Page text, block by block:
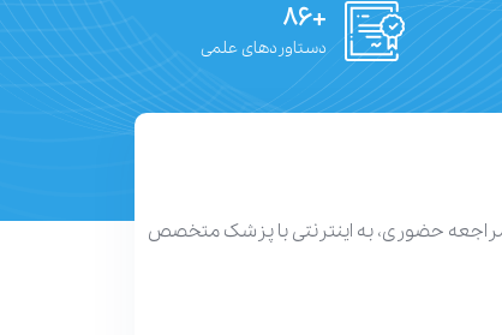
+۸۶
دستاوردهای علمی
حضوری، به اینترنتی با پزشک متخصص